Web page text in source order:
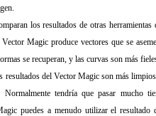
los resultados de otras
Magic produce vectores que se
se recuperan, y las curvas son más
resultados del Vector Magic son más
tendría que pasar mucho
puedes a menudo utilizar el